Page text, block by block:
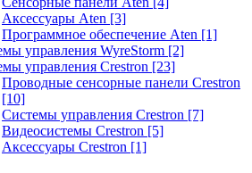
Аксессуары Aten [3]
Программное обеспечение Aten [1]
управления WyreStorm [2]
управления Crestron [23]
Проводные сенсорные панели Crestron
[10]
Системы управления Crestron [7]
Видеосистемы Crestron [5]
Аксессуары Crestron [1]